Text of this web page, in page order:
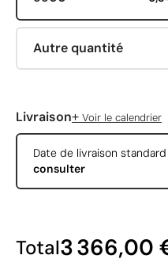
Autre quantité
Livraison+ Voir le calendrier
Date de livraison standard
consulter
Total3 366,00